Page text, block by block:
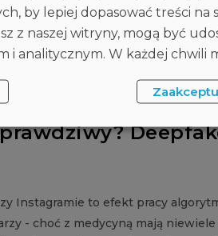
Instagramie to efekt pracy
- choć z medycyną mają
by lepiej dopasować treści
z naszej witryny, mogą być
i analitycznym. W każdej chwili